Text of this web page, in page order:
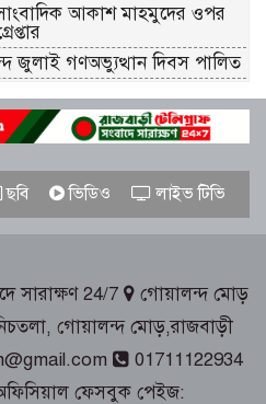
আকাশ মাহমুদের ওপর
জুলাই গণঅভ্যুত্থান দিবস পালিত
রেড ক্রিসেন্টের উদ্যোগে জুলাই-
দিবস পালিত
রাজবাড়ী জেলা পুলিশ-
রিনা গ্রেপ্তার
জুলাই গণঅভ্যুত্থান দিবস
নানা কর্মসূচি
ছবি ভিডিও লাইভ টিভি
সারাক্ষণ 24/7
গোয়ালন্দ মোড়
গোয়ালন্দ মোড়,রাজবাড়ী
01711122934
ফেসবুক পেইজ: